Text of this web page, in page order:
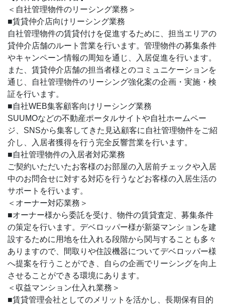
＜自社管理物件のリーシング業務＞
■賃貸仲介店向けリーシング業務
自社管理物件の賃貸付けを促進するために、担当エリアの
貸仲介店舗のルート営業を行います。管理物件の募集条件
やキャンペーン情報の周知を通じ、入居促進を行います。
また、賃貸仲介店舗の担当者様とのコミュニケーションを
通じ、自社管理物件のリーシング強化案の企画・実施・検
証を行います。
■自社WEB集客顧客向けリーシング業務
SUUMOなどの不動産ポータルサイトや自社ホームペー
ジ、SNSから集客してきた見込顧客に自社管理物件をご紹
介し、入居者獲得を行う完全反響営業を行います。
■自社管理物件の入居者対応業務
ご契約いただいたお客様のお部屋の入居前チェックや入居
中のお問合せに対する対応を行うなどお客様の入居生活の
サポートを行います。
＜オーナー対応業務＞
■オーナー様から委託を受け、物件の賃貸査定、募集条件
の策定を行います。デベロッパー様が新築マンションを建
設するために用地を仕入れる段階から関与することも多々
ありますので、間取りや住設機器についてデベロッパー様
へ提案を行うことができ、自らの企画でリーシングを向上
させることができる環境にあります。
＜収益マンション仕入れ業務＞
■賃貸管理会社としてのメリットを活かし、長期保有目的